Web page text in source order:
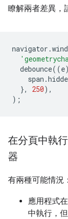
瞭解兩者差異，
navigator .
debounce((e)
span .
},
250),
);
在分頁中執
器
有兩種可能情況：
應用程式在
中執行，